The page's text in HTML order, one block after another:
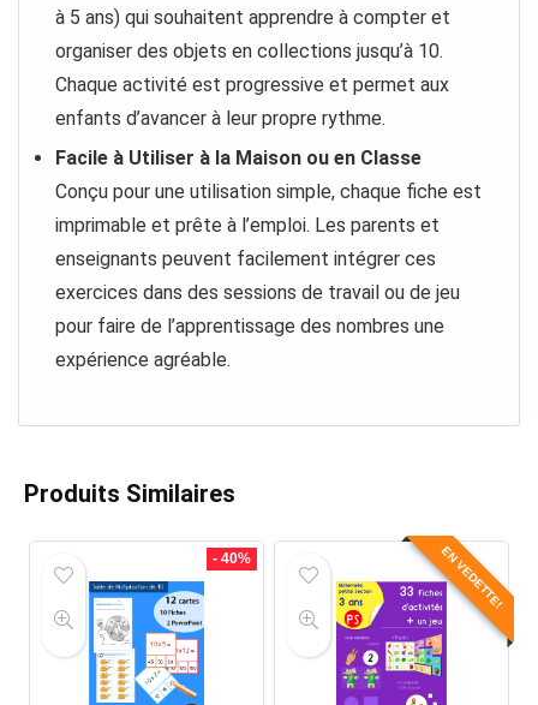
à 5 ans) qui souhaitent apprendre à compter et
organiser des objets en collections jusqu’à 10.
Chaque activité est progressive et permet aux
enfants d’avancer à leur propre rythme.
Facile à Utiliser à la Maison ou en Classe
Conçu pour une utilisation simple, chaque fiche est
imprimable et prête à l’emploi. Les parents et
enseignants peuvent facilement intégrer ces
exercices dans des sessions de travail ou de jeu
pour faire de l’apprentissage des nombres une
expérience agréable.
Produits Similaires
- 40% EN VEDETTE!